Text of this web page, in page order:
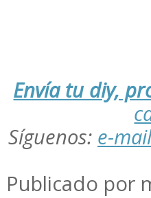
Envía tu diy,
Síguenos: e-mail
Publicado por